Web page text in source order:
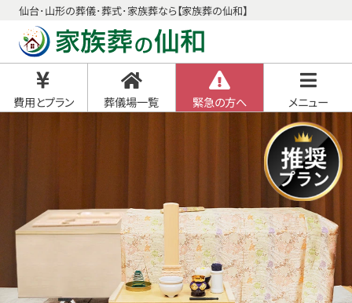
仙台･山形の葬儀･葬式･家族葬なら【家族葬の仙和】
費用とプラン 葬儀場一覧 緊急の方へ メニュー